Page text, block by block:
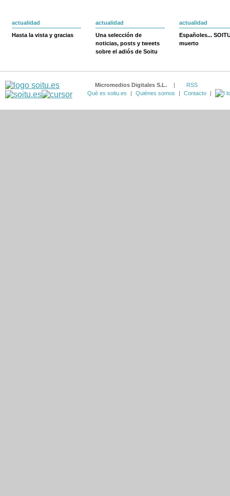
actualidad
Hasta la vista y gracias
actualidad
Una selección de
noticias, posts y tweets
sobre el adiós de Soitu
actualidad
Españoles...
muerto
Micromedios Digitales S.L. |
RSS
Qué es soitu.es
| Quiénes somos | Contacto |